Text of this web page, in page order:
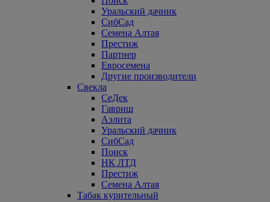
Уральский дачник
СибСад
Семена Алтая
Престиж
Партнер
Евросемена
Другие производители
Свекла
СеДек
Гавриш
Аэлита
Уральский дачник
СибСад
Поиск
НК ЛТД
Престиж
Семена Алтая
Табак курительный